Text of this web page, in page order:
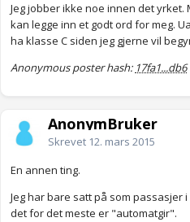
Jeg jobber ikke noe innen det
kan legge inn et godt ord for meg.
ha klasse C siden jeg gjerne vil
Anonymous poster hash: 17fa1...db6
AnonymBruker
Skrevet 12. mars 2015
En annen ting.
Jeg har bare satt på som passasjer
det for det meste er "automatgir".